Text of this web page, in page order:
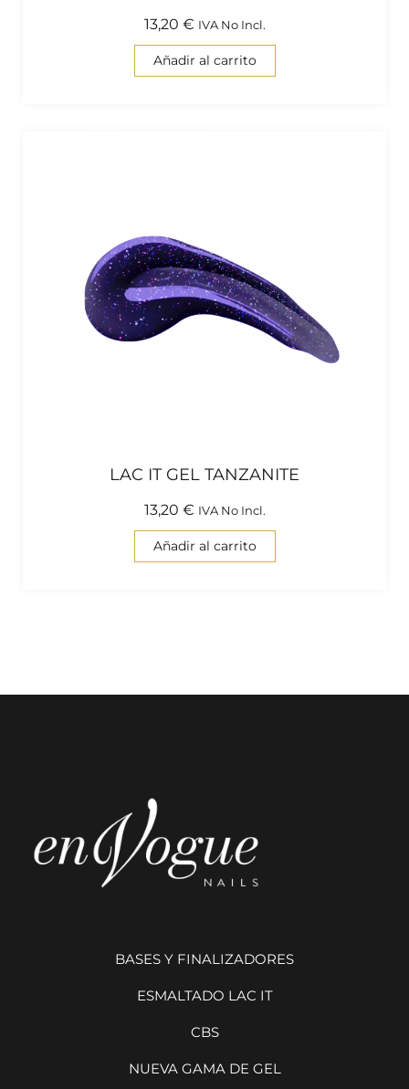
13,20 € IVA No Incl.
Añadir al carrito
LAC IT GEL TANZANITE
13,20 € IVA No Incl.
Añadir al carrito
BASES Y FINALIZADORES
ESMALTADO LAC IT
CBS
NUEVA GAMA DE GEL